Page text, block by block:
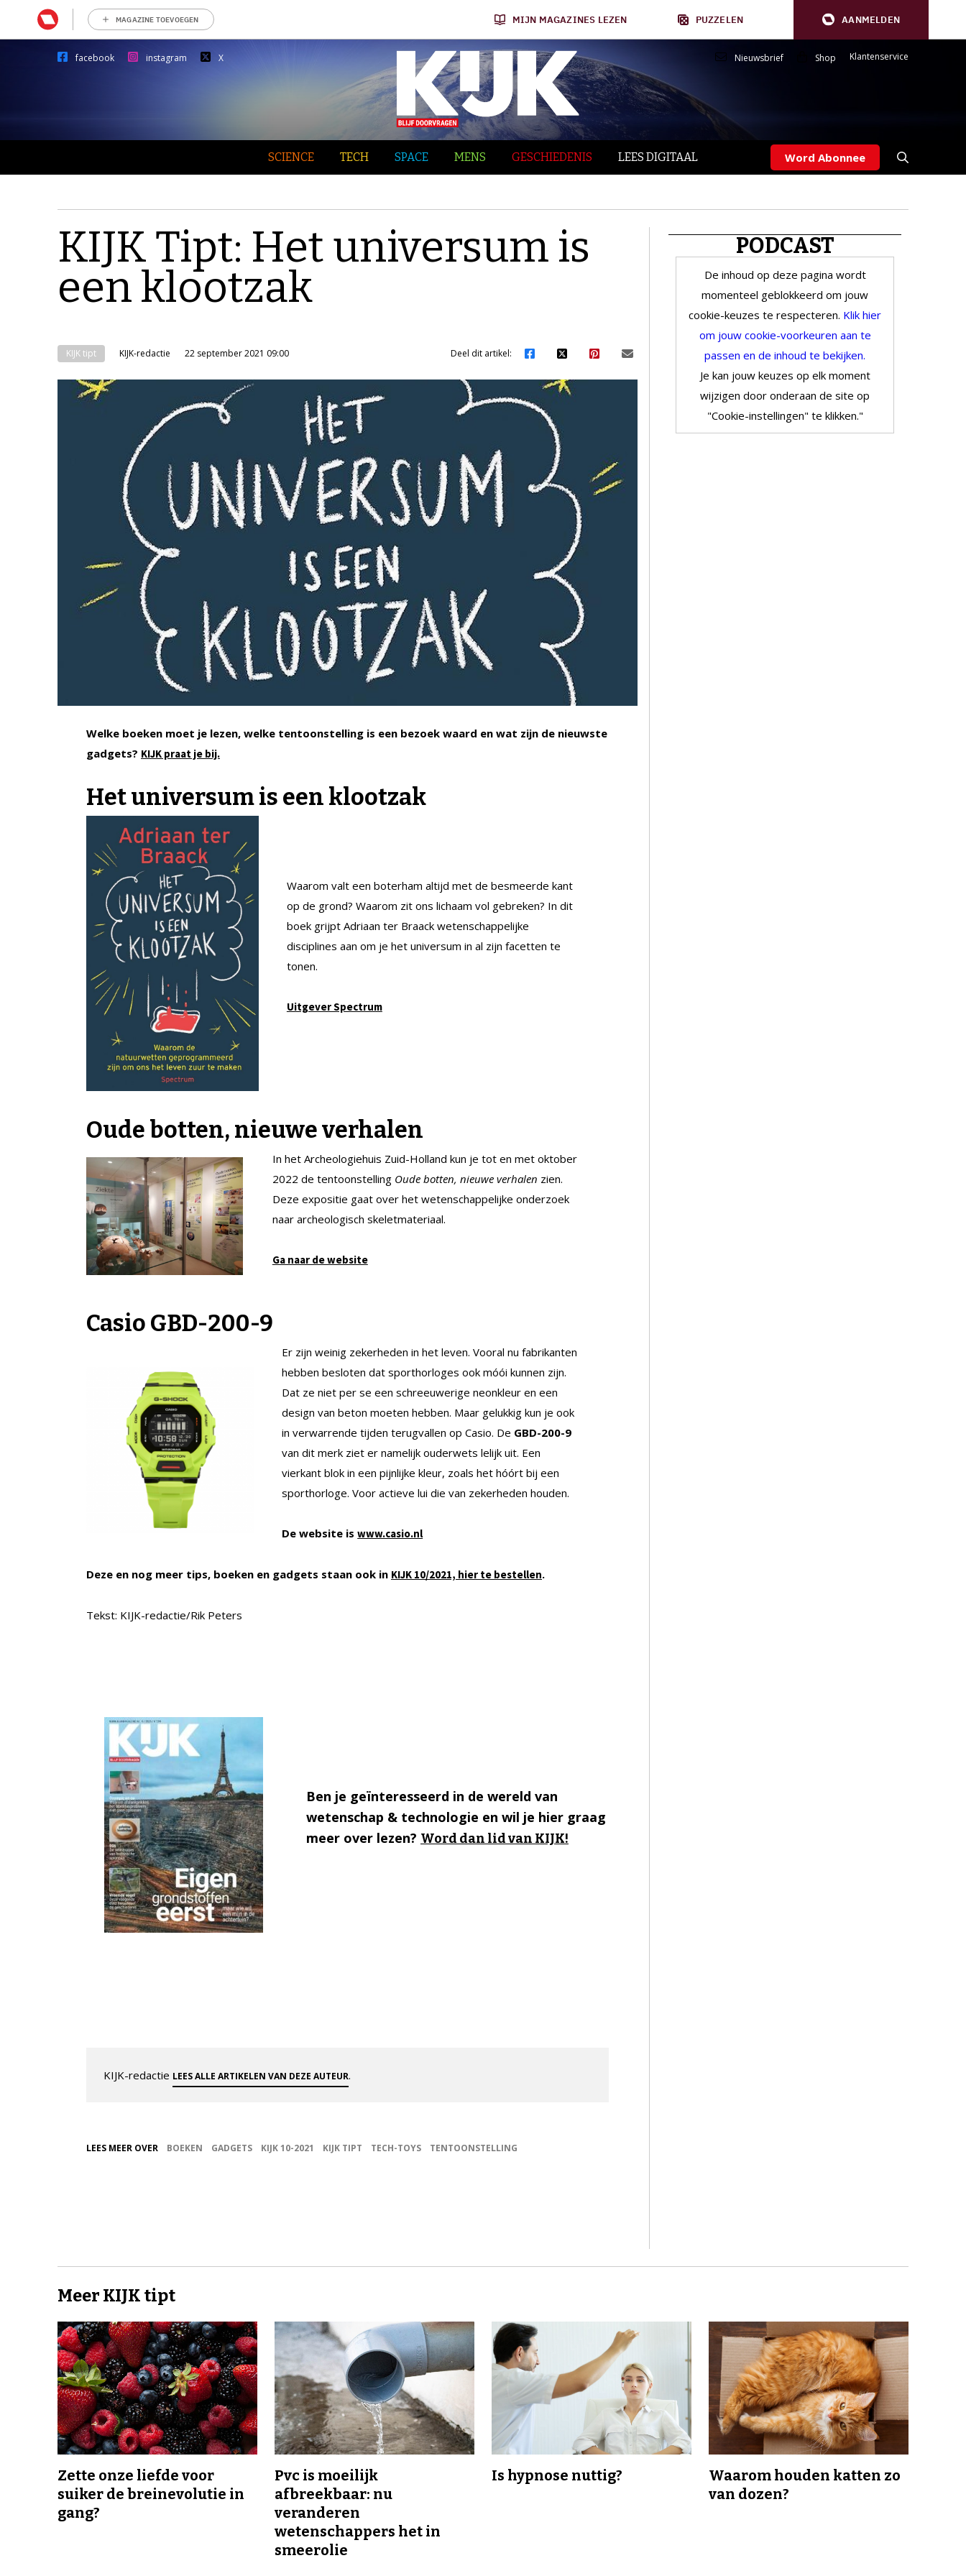
MAGAZINE TOEVOEGEN MIJN MAGAZINES LEZEN PUZZELEN AANMELDEN
facebook instagram X Nieuwsbrief Shop Klantenservice
SCIENCE TECH SPACE MENS GESCHIEDENIS LEES DIGITAAL Word Abonnee
KIJK Tipt: Het universum is
een klootzak
KIJK tipt KIJK-redactie 22 september 2021 09:00 Deel dit artikel:
Welke boeken moet je lezen, welke tentoonstelling is een bezoek waard en wat zijn de nieuwste
gadgets? KIJK praat je bij.
Het universum is een klootzak
Waarom valt een boterham altijd met de besmeerde kant
op de grond? Waarom zit ons lichaam vol gebreken? In dit
boek grijpt Adriaan ter Braack wetenschappelijke
disciplines aan om je het universum in al zijn facetten te
tonen.
Uitgever Spectrum
Oude botten, nieuwe verhalen
In het Archeologiehuis Zuid-Holland kun je tot en met oktober
2022 de tentoonstelling Oude botten, nieuwe verhalen zien.
Deze expositie gaat over het wetenschappelijke onderzoek
naar archeologisch skeletmateriaal.
Ga naar de website
Casio GBD-200-9
Er zijn weinig zekerheden in het leven. Vooral nu fabrikanten
hebben besloten dat sporthorloges ook móói kunnen zijn.
Dat ze niet per se een schreeuwerige neonkleur en een
design van beton moeten hebben. Maar gelukkig kun je ook
in verwarrende tijden terugvallen op Casio. De GBD-200-9
van dit merk ziet er namelijk ouderwets lelijk uit. Een
vierkant blok in een pijnlijke kleur, zoals het hóórt bij een
sporthorloge. Voor actieve lui die van zekerheden houden.
De website iswww.casio.nl
Deze en nog meer tips, boeken en gadgets staan ook in KIJK 10/2021, hier te bestellen.
Tekst: KIJK-redactie/Rik Peters
Ben je geïnteresseerd in de wereld van
wetenschap & technologie en wil je hier graag
meer over lezen? Word dan lid van KIJK!
KIJK-redactie LEES ALLE ARTIKELEN VAN DEZE AUTEUR.
LEES MEER OVER BOEKEN GADGETS KIJK 10-2021 KIJK TIPT TECH-TOYS TENTOONSTELLING
PODCAST
De inhoud op deze pagina wordt
momenteel geblokkeerd om jouw
cookie-keuzes te respecteren. Klik hier
om jouw cookie-voorkeuren aan te
passen en de inhoud te bekijken.
Je kan jouw keuzes op elk moment
wijzigen door onderaan de site op
"Cookie-instellingen" te klikken."
Meer KIJK tipt
Zette onze liefde voor
suiker de breinevolutie in
gang?
Pvc is moeilijk
afbreekbaar: nu
veranderen
wetenschappers het in
smeerolie
Is hypnose nuttig?
Waarom houden katten zo
van dozen?